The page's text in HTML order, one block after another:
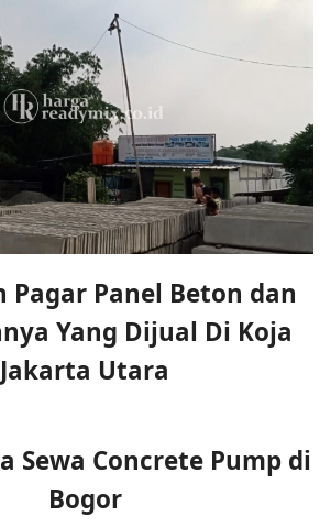
Pagar Panel Beton dan
Yang Dijual Di Koja
Jakarta Utara
Sewa Concrete Pump di
Bogor